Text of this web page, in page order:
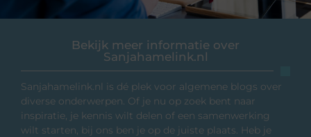
Bekijk meer informatie over
Sanjahamelink.nl
Sanjahamelink.nl is dé plek voor algemene blogs over
diverse onderwerpen. Of je nu op zoek bent naar
inspiratie, je kennis wilt delen of een samenwerking
wilt starten, bij ons ben je op de juiste plaats. Heb je